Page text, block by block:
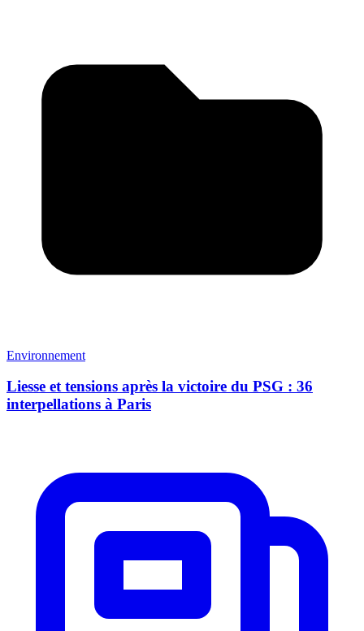
Environnement
Liesse et tensions après la victoire du PSG : 36
interpellations à Paris